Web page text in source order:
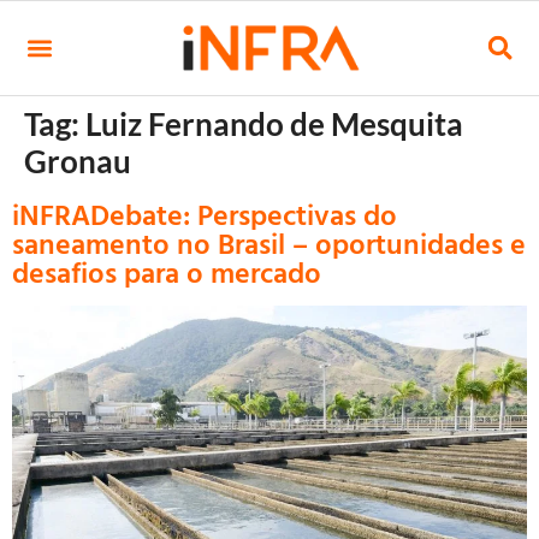
Tag: Luiz Fernando de Mesquita
Gronau
iNFRADebate: Perspectivas do
saneamento no Brasil – oportunidades e
desafios para o mercado